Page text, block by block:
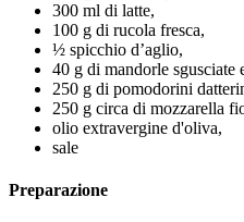
300 ml di latte,
100 g di rucola fresca,
½ spicchio d’aglio,
40 g di mandorle sgusciate
250 g di pomodorini
250 g circa di mozzarella
olio extravergine d'oliva,
sale
Preparazione